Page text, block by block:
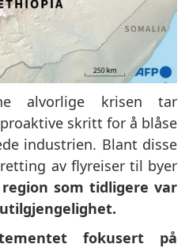
alvorlige krisen tar
proaktive skritt for å blåse
industrien. Blant disse
av flyreiser til byer
som tidligere var
fokusert på